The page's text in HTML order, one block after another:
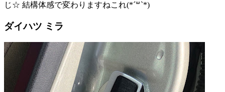
じ☆ 結構体感で変わりますねこれ(*´꒳`*)
ダイハツ ミラ